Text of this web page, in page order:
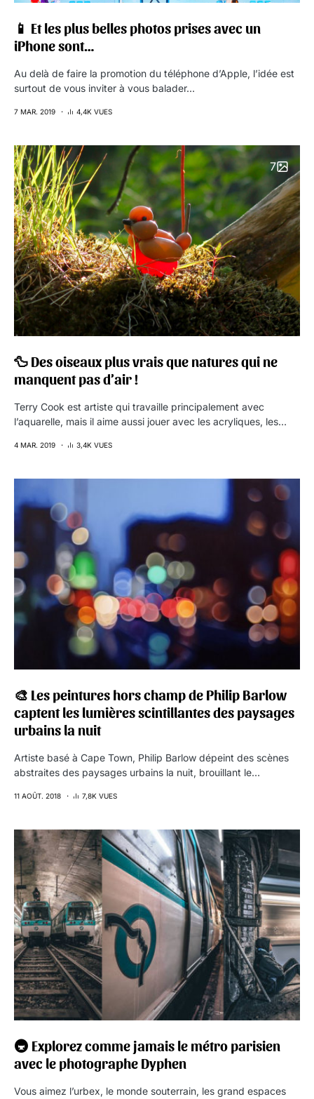
📱 Et les plus belles photos prises avec un
iPhone sont…
Au delà de faire la promotion du téléphone d’Apple, l’idée est
surtout de vous inviter à vous balader…
7 MAR. 2019 4,4K VUES
7
🦆 Des oiseaux plus vrais que natures qui ne
manquent pas d’air !
Terry Cook est artiste qui travaille principalement avec
l’aquarelle, mais il aime aussi jouer avec les acryliques, les…
4 MAR. 2019 3,4K VUES
🎨 Les peintures hors champ de Philip Barlow
captent les lumières scintillantes des paysages
urbains la nuit
Artiste basé à Cape Town, Philip Barlow dépeint des scènes
abstraites des paysages urbains la nuit, brouillant le…
11 AOÛT. 2018 7,8K VUES
🚇 Explorez comme jamais le métro parisien
avec le photographe Dyphen
Vous aimez l’urbex, le monde souterrain, les grand espaces